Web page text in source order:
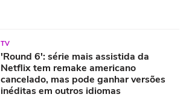
TV
'Round 6': série mais assistida da
Netflix tem remake americano
cancelado, mas pode ganhar versões
inéditas em outros idiomas